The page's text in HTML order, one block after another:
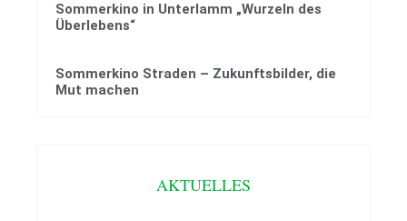
Sommerkino in Unterlamm „Wurzeln des
Überlebens“
Sommerkino Straden – Zukunftsbilder, die
Mut machen
AKTUELLES